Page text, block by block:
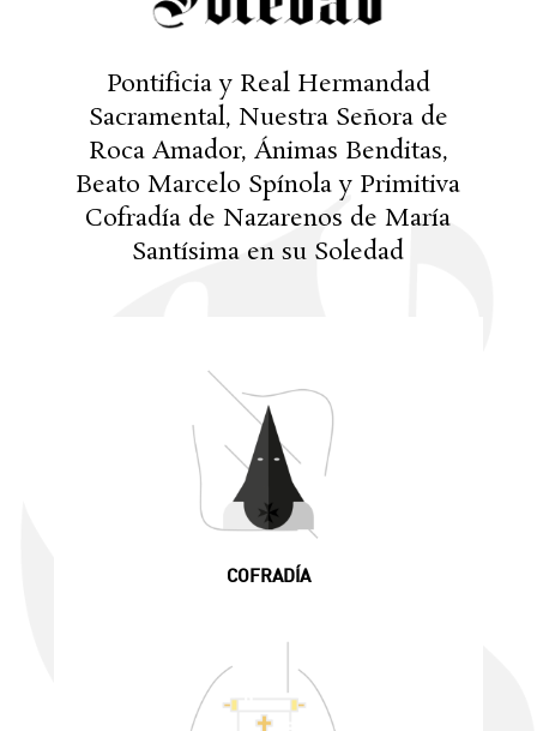
Pontificia y Real Hermandad
Sacramental, Nuestra Señora de
Roca Amador, Ánimas Benditas,
Beato Marcelo Spínola y Primitiva
Cofradía de Nazarenos de María
Santísima en su Soledad
COFRADÍA